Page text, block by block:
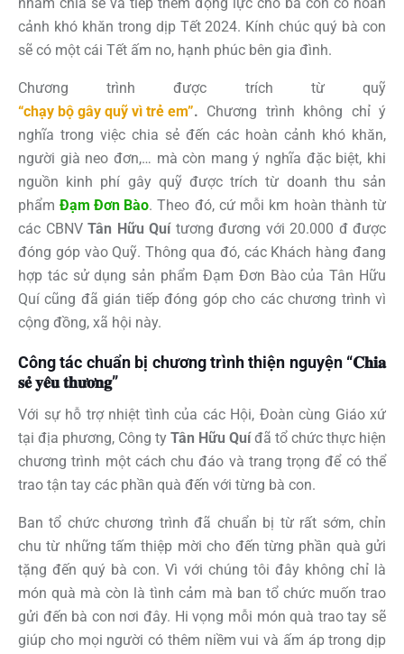
nhằm chia sẻ và tiếp thêm động lực cho bà con có hoàn
cảnh khó khăn trong dịp Tết 2024. Kính chúc quý bà con
sẽ có một cái Tết ấm no, hạnh phúc bên gia đình.
Chương trình được trích từ quỹ
“chạy bộ gây quỹ vì trẻ em”. Chương trình không chỉ ý
nghĩa trong việc chia sẻ đến các hoàn cảnh khó khăn,
người già neo đơn,… mà còn mang ý nghĩa đặc biệt, khi
nguồn kinh phí gây quỹ được trích từ doanh thu sản
phẩmĐạm Đơn Bào. Theo đó, cứ mỗi km hoàn thành từ
các CBNV Tân Hữu Quítương đương với 20.000 đ được
đóng góp vào Quỹ. Thông qua đó, các Khách hàng đang
hợp tác sử dụng sản phẩm Đạm Đơn Bào của Tân Hữu
Quí cũng đã gián tiếp đóng góp cho các chương trình vì
cộng đồng, xã hội này.
Công tác chuẩn bị chương trình thiện nguyện “𝐂𝐡𝐢𝐚
𝐬𝐞̉ 𝐲𝐞̂𝐮 𝐭𝐡𝐮̛𝐨̛𝐧𝐠”
Với sự hỗ trợ nhiệt tình của các Hội, Đoàn cùng Giáo xứ
tại địa phương, Công ty Tân Hữu Quíđã tổ chức thực hiện
chương trình một cách chu đáo và trang trọng để có thể
trao tận tay các phần quà đến với từng bà con.
Ban tổ chức chương trình đã chuẩn bị từ rất sớm, chỉn
chu từ những tấm thiệp mời cho đến từng phần quà gửi
tặng đến quý bà con. Vì với chúng tôi đây không chỉ là
món quà mà còn là tình cảm mà ban tổ chức muốn trao
gửi đến bà con nơi đây. Hi vọng mỗi món quà trao tay sẽ
giúp cho mọi người có thêm niềm vui và ấm áp trong dịp